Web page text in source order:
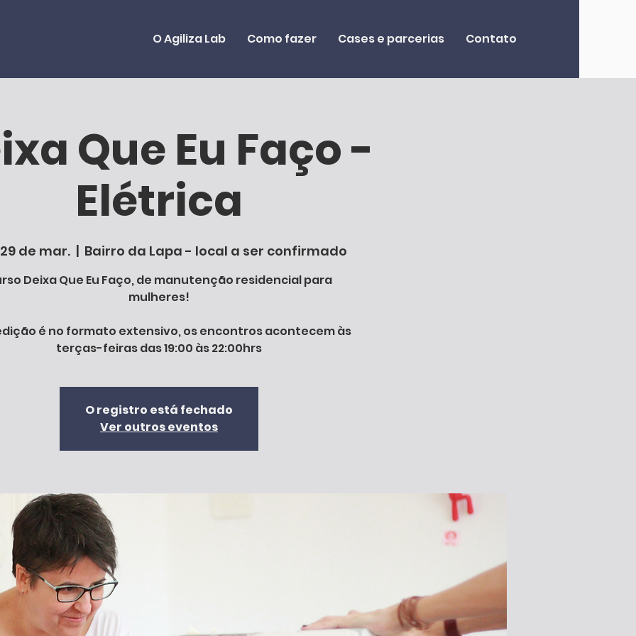
O Agiliza Lab Como fazer Cases e parcerias Contato
Que Eu Faço -
Elétrica
de mar.
  |
Bairro da Lapa - local a ser confirmado
Deixa Que Eu Faço, de manutenção residencial para
mulheres!
é no formato extensivo, os encontros acontecem às
terças-feiras das 19:00 às 22:00hrs
O registro está fechado
Ver outros eventos